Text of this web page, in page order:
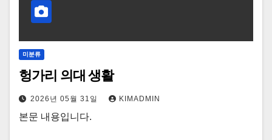
미분류
헝가리 의대 생활
2026년 05월 31일 KIMADMIN
본문 내용입니다.